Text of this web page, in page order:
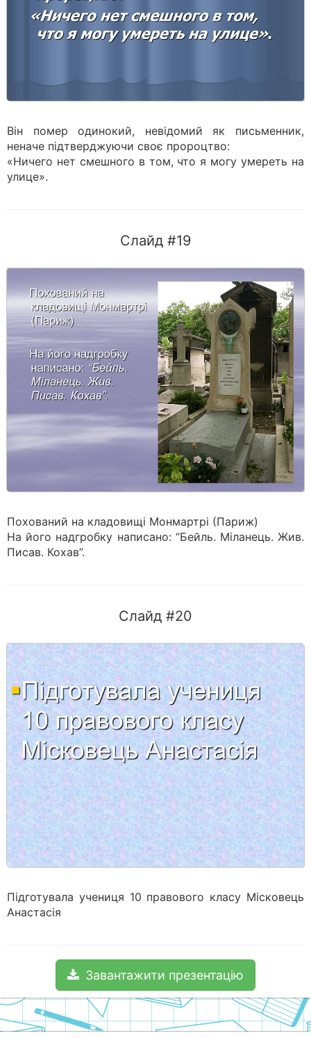
Він помер одинокий, невідомий як письменник,
неначе підтверджуючи своє пророцтво:
«Ничего нет смешного в том, что я могу умереть на
улице».
Слайд #19
Похований на кладовищі Монмартрі (Париж)
На його надгробку написано: “Бейль. Міланець. Жив.
Писав. Кохав”.
Слайд #20
Підготувала учениця 10 правового класу Місковець
Анастасія
Завантажити презентацію